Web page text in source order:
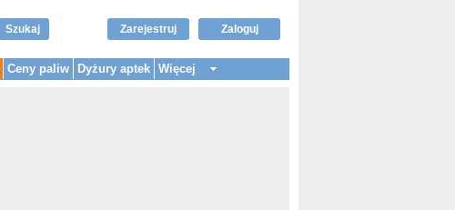
Szukaj Zaloguj
Zarejestruj
Ceny paliw Dyżury aptek Więcej